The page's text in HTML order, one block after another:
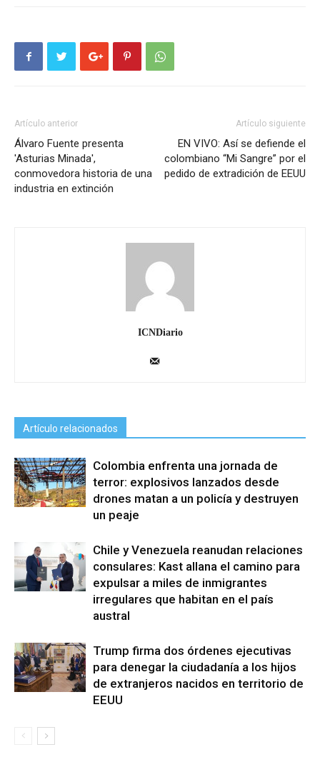
Artículo anterior
Álvaro Fuente presenta
'Asturias Minada',
conmovedora historia de una
industria en extinción
Artículo siguiente
EN VIVO: Así se defiende el
colombiano “Mi Sangre” por el
pedido de extradición de EEUU
ICNDiario
Artículo relacionados
Colombia enfrenta una jornada de
terror: explosivos lanzados desde
drones matan a un policía y destruyen
un peaje
Chile y Venezuela reanudan relaciones
consulares: Kast allana el camino para
expulsar a miles de inmigrantes
irregulares que habitan en el país
austral
Trump firma dos órdenes ejecutivas
para denegar la ciudadanía a los hijos
de extranjeros nacidos en territorio de
EEUU